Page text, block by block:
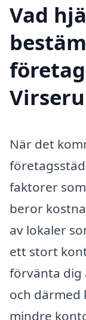
Vad
När det
faktorer
beror
av lokaler
ett stort
förvänta dig
och därmed
mindre